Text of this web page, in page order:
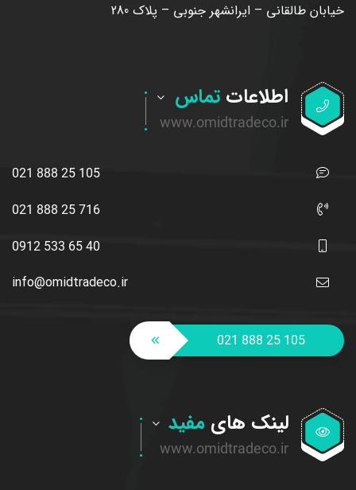
خیابان طالقانی – ایرانشهر جنوبی – پلاک 280
اطلاعات تماس
021 888 25 105
021 888 25 716
0912 533 65 40
info@omidtradeco.ir
021 888 25 105
لینک های مفید